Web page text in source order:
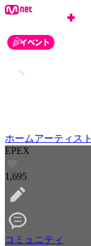
ホームアーティスト
EPEX
1,695
コミュニティ